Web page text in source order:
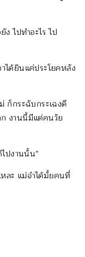
ง ไปทำอะไร ไป
ได้ยินแค่ประโยคหลัง
ก็กระฉับกระเฉงดี
ก งานนี้มีแต่คนวัย
ไปงานนั้น”
ละ แม่จำได้มั้ยคนที่